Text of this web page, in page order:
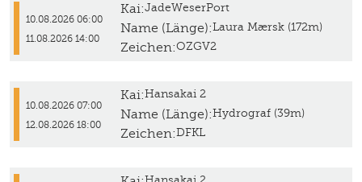
10.08.2026 06:00
11.08.2026 14:00
Kai:JadeWeserPort
Name (Länge):Laura Mærsk (172m)
Zeichen:OZGV2
10.08.2026 07:00
12.08.2026 18:00
Kai:Hansakai 2
Name (Länge):Hydrograf (39m)
Zeichen:DFKL